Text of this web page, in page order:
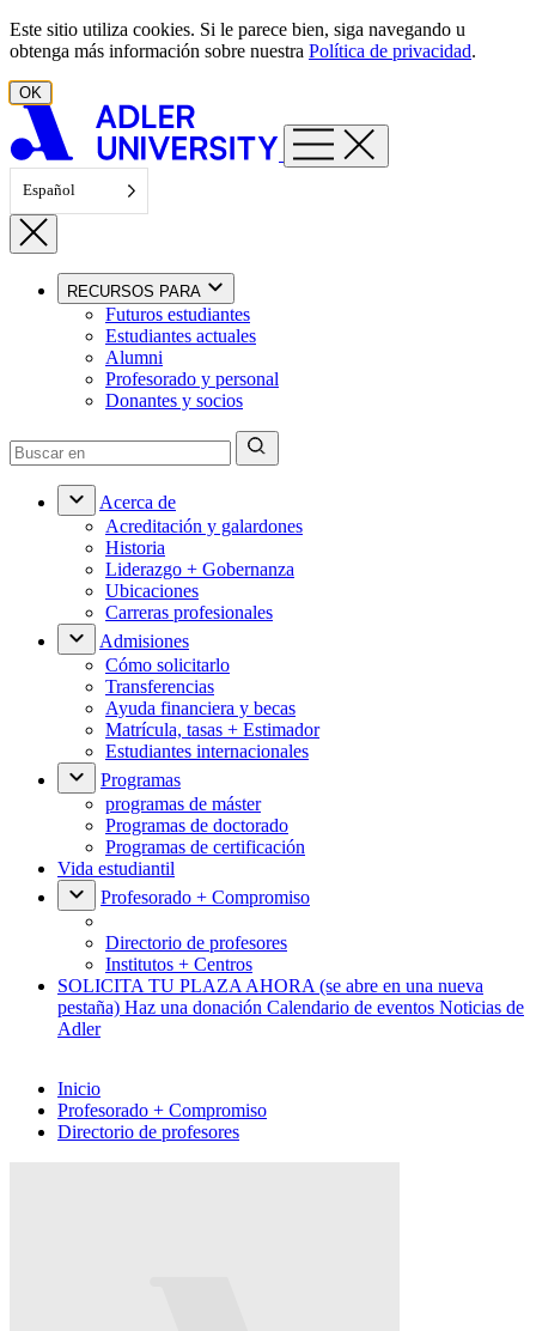
Ir al contenido
Este sitio utiliza cookies. Si le parece bien, siga navegando u
obtenga más información sobre nuestra Política de privacidad.
OK
Español
RECURSOS PARA
Futuros estudiantes
Estudiantes actuales
Alumni
Profesorado y personal
Donantes y socios
Acerca de
Acreditación y galardones
Historia
Liderazgo + Gobernanza
Ubicaciones
Carreras profesionales
Admisiones
Cómo solicitarlo
Transferencias
Ayuda financiera y becas
Matrícula, tasas + Estimador
Estudiantes internacionales
Programas
programas de máster
Programas de doctorado
Programas de certificación
Vida estudiantil
Profesorado + Compromiso
Directorio de profesores
Institutos + Centros
SOLICITA TU PLAZA AHORA (se abre en una nueva
pestaña) Haz una donación Calendario de eventos Noticias de
Adler
Inicio
Profesorado + Compromiso
Directorio de profesores